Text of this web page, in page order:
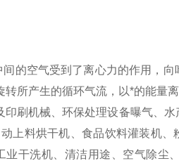
的空气受到了离心力的作用，向
所产生的循环气流，以*的能量离
刷机械、环保处理设备曝气、
上料烘干机、食品饮料灌装机、
干洗机、清洁用途、空气除尘